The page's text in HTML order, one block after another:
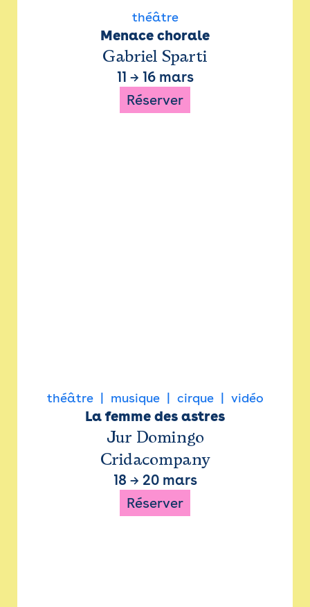
théâtre
Menace chorale
Gabriel Sparti
11 → 16 mars
Réserver
théâtre musique cirque vidéo
La femme des astres
Jur Domingo
Cridacompany
18 → 20 mars
Réserver